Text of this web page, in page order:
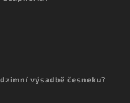
výsadbě česneku?